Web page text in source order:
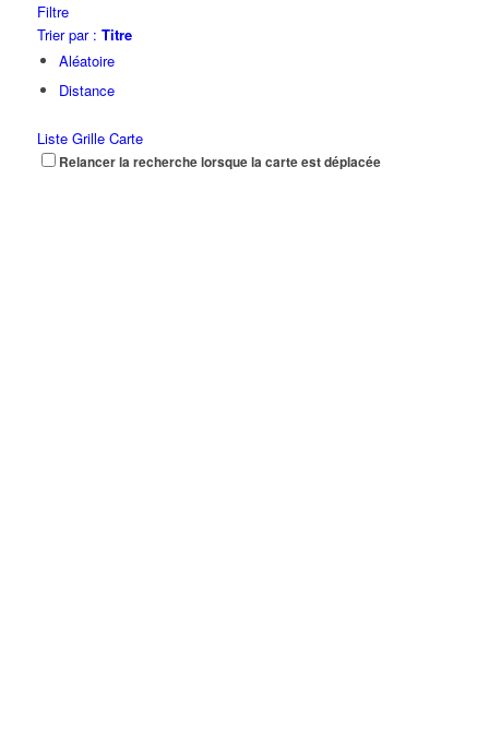
Filtre
Trier par : Titre
Aléatoire
Distance
Liste Grille Carte
Relancer la recherche lorsque la carte est déplacée